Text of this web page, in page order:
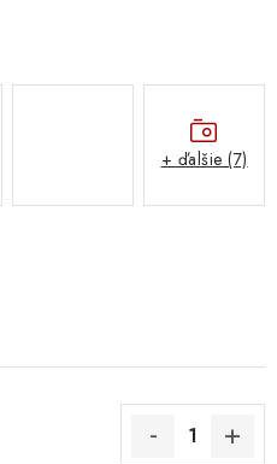
osobných údajov
+ ďalšie (7)